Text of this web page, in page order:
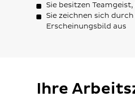
Sie besitzen
Sie zeichnen sich
Erscheinungsbild aus
Ihre